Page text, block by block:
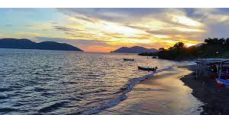
Honduras bietet einige Vorteile: Einerseits ist es
noch nicht vom Massentourismus überlaufen,
andererseits ist bereits eine gute touristische
Infrastruktur vorhanden. Die Sonnenuntergänge
im Süden von Honduras sollen zu den schönsten
gehören. Überzeuge auch du dich davon!